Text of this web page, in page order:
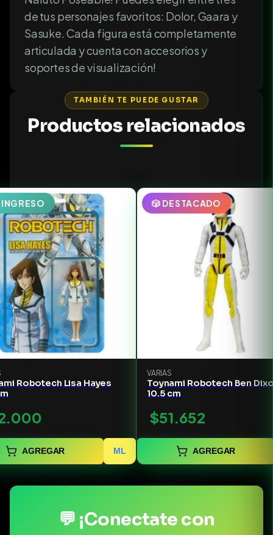
de tus personajes favoritos: Dolor, Gaara y
Sasuke. Cada figura está completamente
articulada y cuenta con accesorios y
soportes de visualización!
TAMBIÉN TE PUEDE GUSTAR
Productos relacionados
Robotech Lisa Hayes
AGREGAR ML
🎲 DESTACADO
VARIAS
Toynami Robotech Ben
10.5 cm
$51.652
AGREGAR
💬 ¡Conectate con